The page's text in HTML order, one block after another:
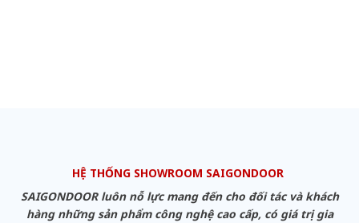
HỆ THỐNG SHOWROOM SAIGONDOOR
SAIGONDOOR luôn nỗ lực mang đến cho đối tác và khách
hàng những sản phẩm công nghệ cao cấp, có giá trị gia